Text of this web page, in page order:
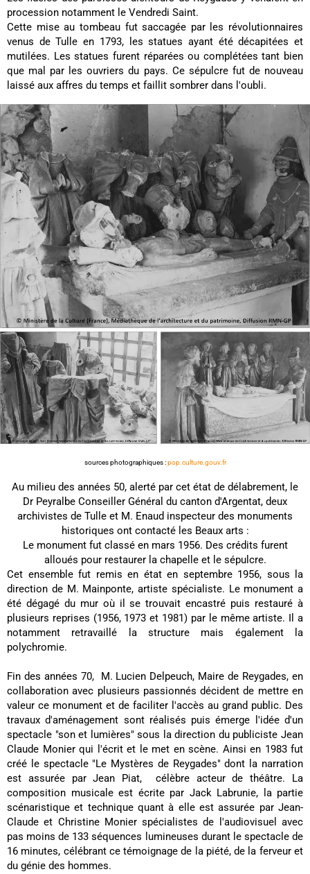
procession notamment le Vendredi Saint.
Cette mise au tombeau fut saccagée par les révolutionnaires
venus de Tulle en 1793, les statues ayant été décapitées et
mutilées. Les statues furent réparées ou complétées tant bien
que mal par les ouvriers du pays. Ce sépulcre fut de nouveau
laissé aux affres du temps et faillit sombrer dans l'oubli.
sources photographiques :pop.culture.gouv.fr
Au milieu des années 50, alerté par cet état de délabrement, le
Dr Peyralbe Conseiller Général du canton d'Argentat, deux
archivistes de Tulle et M. Enaud inspecteur des monuments
historiques ont contacté les Beaux arts :
Le monument fut classé en mars 1956. Des crédits furent
alloués pour restaurer la chapelle et le sépulcre.
Cet ensemble fut remis en état en septembre 1956, sous la
direction de M. Mainponte, artiste spécialiste. Le monument a
été dégagé du mur où il se trouvait encastré puis restauré à
plusieurs reprises (1956, 1973 et 1981) par le même artiste. Il a
notamment retravaillé la structure mais également la
polychromie.
Fin des années 70, M. Lucien Delpeuch, Maire de Reygades, en
collaboration avec plusieurs passionnés décident de mettre en
valeur ce monument et de faciliter l'accès au grand public. Des
travaux d'aménagement sont réalisés puis émerge l'idée d'un
spectacle "son et lumières" sous la direction du publiciste Jean
Claude Monier qui l'écrit et le met en scène. Ainsi en 1983 fut
créé le spectacle "Le Mystères de Reygades" dont la narration
est assurée par Jean Piat, célèbre acteur de théâtre. La
composition musicale est écrite par Jack Labrunie, la partie
scénaristique et technique quant à elle est assurée par Jean-
Claude et Christine Monier spécialistes de l'audiovisuel avec
pas moins de 133 séquences lumineuses durant le spectacle de
16 minutes, célébrant ce témoignage de la piété, de la ferveur et
du génie des hommes.